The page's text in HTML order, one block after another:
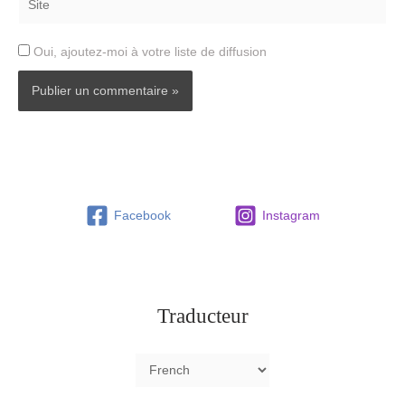
Oui, ajoutez-moi à votre liste de diffusion
Facebook Instagram
Traducteur